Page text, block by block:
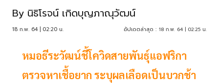
By นิธิโรจน์ เกิดบุญภาณุวัฒน์
18 ก.พ. 64 | 02:20 น. อัปเดตล่าสุด : 18 ก.พ. 64 | 02:25 น.
หมอธีระวัฒน์ชี้โควิดสายพันธุ์แอฟริกา
ตรวจหาเชื้อยาก ระบุผลเลือดเป็นบวกช้า